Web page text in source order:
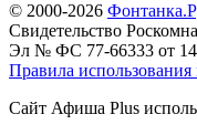
© 2000-2026
Свидетельство
Эл № ФС 77-66333 от
Правила использования
Сайт Афиша Plus